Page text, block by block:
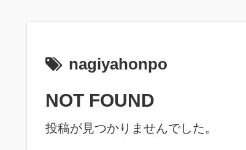
nagiyahonpo
NOT FOUND
投稿が見つかりませんでした。